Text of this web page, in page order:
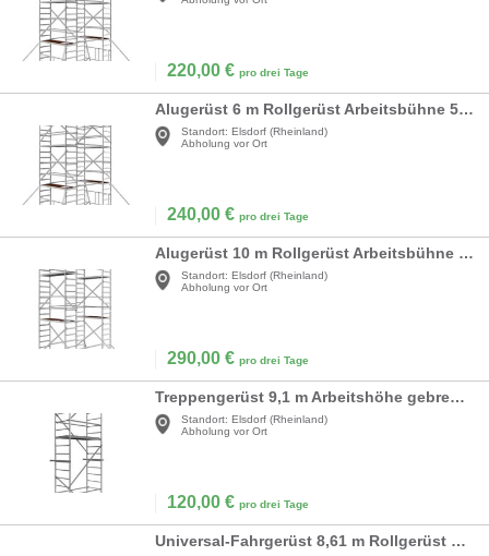
220,00 € pro drei Tage
Alugerüst 6 m Rollgerüst Arbeitsbühne 5,7 m² Fläche Arbeitshöhe faltbares Raumgerüst Rollbock Alu
Standort: Elsdorf (Rheinland)
Abholung vor Ort
240,00 € pro drei Tage
Alugerüst 10 m Rollgerüst Arbeitsbühne 5,7 m² Fläche Arbeitshöhe faltbares Raumgerüst Rollbock Alu
Standort: Elsdorf (Rheinland)
Abholung vor Ort
290,00 € pro drei Tage
Treppengerüst 9,1 m Arbeitshöhe gebremste Lenkrollen TÜV Traglast 200kg/m² Alu Rollgerüst Baugerüst
Standort: Elsdorf (Rheinland)
Abholung vor Ort
120,00 € pro drei Tage
Universal-Fahrgerüst 8,61 m Rollgerüst Malergerüst breite Ausführung Gerüsthöhe 8,61 m